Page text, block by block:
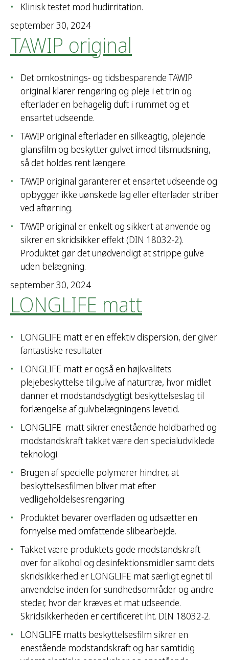
Klinisk testet mod hudirritation.
september 30, 2024
TAWIP original
Det omkostnings- og tidsbesparende TAWIP
original klarer rengøring og pleje i et trin og
efterlader en behagelig duft i rummet og et
ensartet udseende.
TAWIP original efterlader en silkeagtig, plejende
glansfilm og beskytter gulvet imod tilsmudsning,
så det holdes rent længere.
TAWIP original garanterer et ensartet udseende og
opbygger ikke uønskede lag eller efterlader striber
ved aftørring.
TAWIP original er enkelt og sikkert at anvende og
sikrer en skridsikker effekt (DIN 18032-2).
Produktet gør det unødvendigt at strippe gulve
uden belægning.
september 30, 2024
LONGLIFE matt
LONGLIFE matt er en effektiv dispersion, der giver
fantastiske resultater.
LONGLIFE matt er også en højkvalitets
plejebeskyttelse til gulve af naturtræ, hvor midlet
danner et modstandsdygtigt beskyttelseslag til
forlængelse af gulvbelægningens levetid.
LONGLIFE matt sikrer enestående holdbarhed og
modstandskraft takket være den specialudviklede
teknologi.
Brugen af specielle polymerer hindrer, at
beskyttelsesfilmen bliver mat efter
vedligeholdelsesrengøring.
Produktet bevarer overfladen og udsætter en
fornyelse med omfattende slibearbejde.
Takket være produktets gode modstandskraft
over for alkohol og desinfektionsmidler samt dets
skridsikkerhed er LONGLIFE mat særligt egnet til
anvendelse inden for sundhedsområder og andre
steder, hvor der kræves et mat udseende.
Skridsikkerheden er certificeret iht. DIN 18032-2.
LONGLIFE matts beskyttelsesfilm sikrer en
enestående modstandskraft og har samtidig